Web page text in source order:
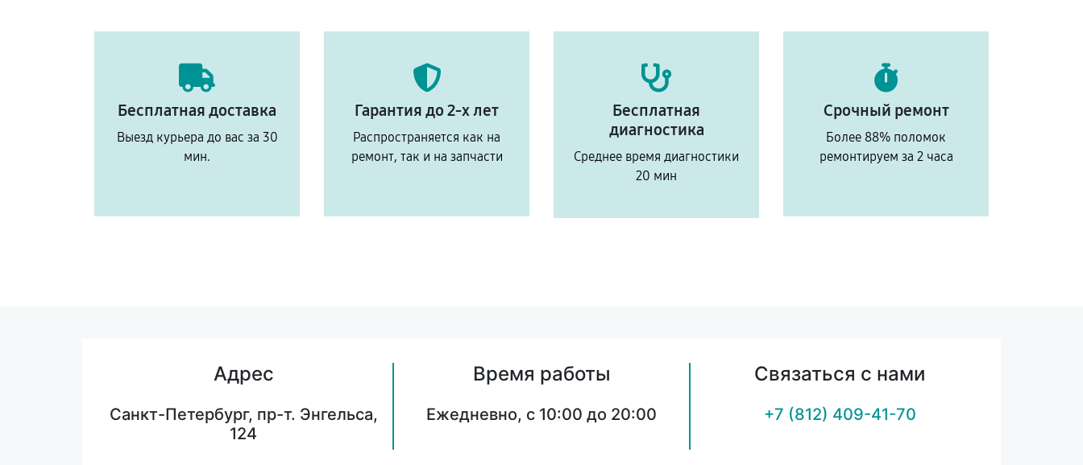
Бесплатная доставка
Выезд курьера до вас за 30
мин.
Гарантия до 2-х лет
Распространяется как на
ремонт, так и на запчасти
Бесплатная
диагностика
Среднее время диагностики
20 мин
Срочный ремонт
Более 88% поломок
ремонтируем за 2 часа
Адрес
Санкт-Петербург, пр-т. Энгельса,
124
Время работы
Ежедневно, с 10:00 до 20:00
Связаться с нами
+7 (812) 409-41-70